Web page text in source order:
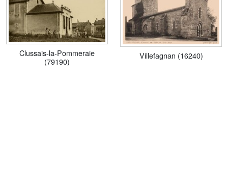
Clussais-la-Pommeraie
(79190)
Villefagnan (16240)